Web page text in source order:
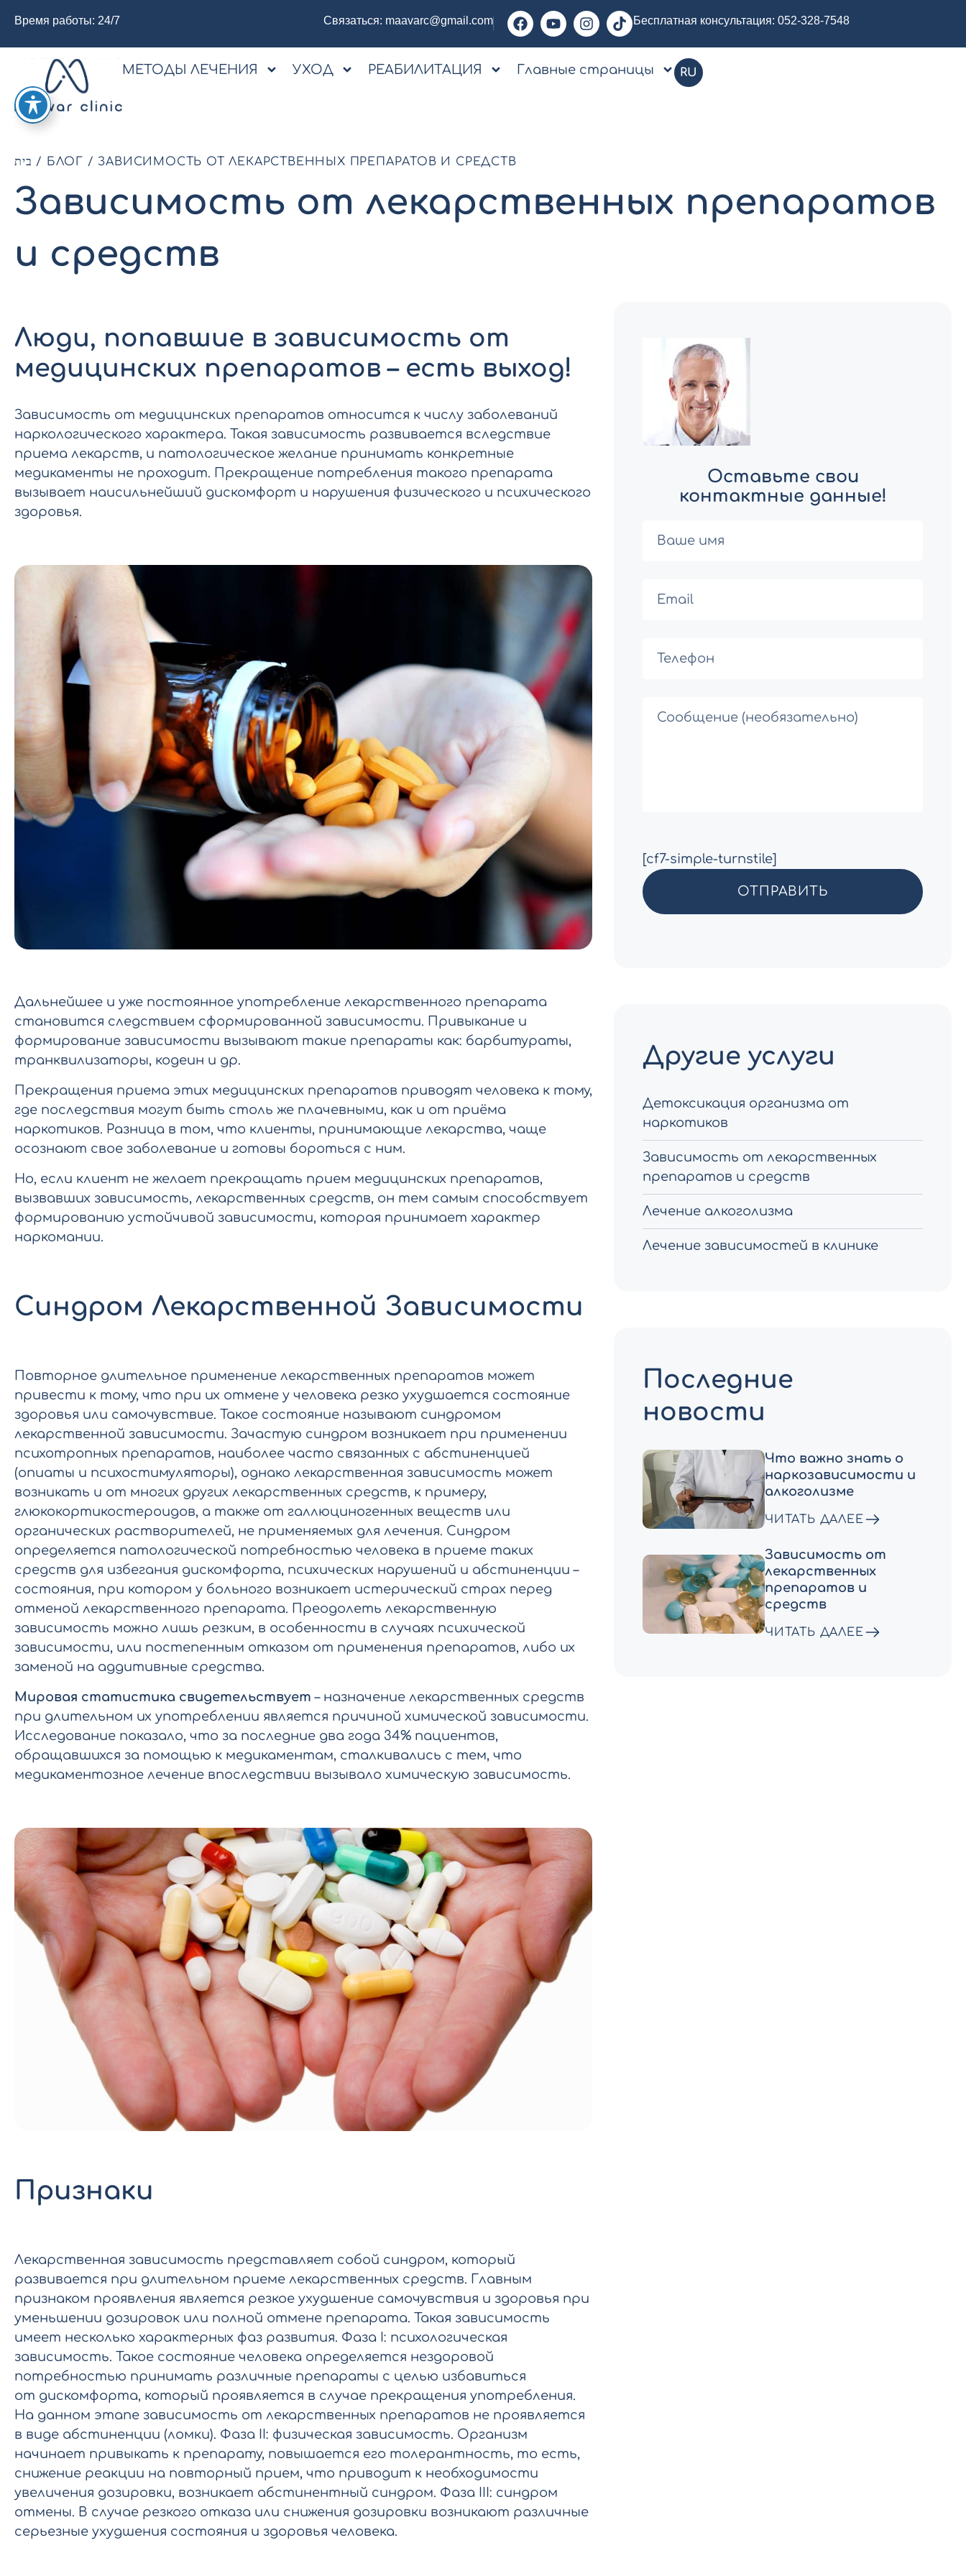
Время работы: 24/7 Связаться: maavarc@gmail.com Бесплатная консультация: 052-328-7548
МЕТОДЫ ЛЕЧЕНИЯ УХОД РЕАБИЛИТАЦИЯ Главные страницы RU
בית / БЛОГ / ЗАВИСИМОСТЬ ОТ ЛЕКАРСТВЕННЫХ ПРЕПАРАТОВ И СРЕДСТВ
Зависимость от лекарственных препаратов
и средств
Люди, попавшие в зависимость от
медицинских препаратов – есть выход!
Зависимость от медицинских препаратов относится к числу заболеваний
наркологического характера. Такая зависимость развивается вследствие
приема лекарств, и патологическое желание принимать конкретные
медикаменты не проходит. Прекращение потребления такого препарата
вызывает наисильнейший дискомфорт и нарушения физического и психического
здоровья.
Дальнейшее и уже постоянное употребление лекарственного препарата
становится следствием сформированной зависимости. Привыкание и
формирование зависимости вызывают такие препараты как: барбитураты,
транквилизаторы, кодеин и др.
Прекращения приема этих медицинских препаратов приводят человека к тому,
где последствия могут быть столь же плачевными, как и от приёма
наркотиков. Разница в том, что клиенты, принимающие лекарства, чаще
осознают свое заболевание и готовы бороться с ним.
Но, если клиент не желает прекращать прием медицинских препаратов,
вызвавших зависимость, лекарственных средств, он тем самым способствует
формированию устойчивой зависимости, которая принимает характер
наркомании.
Синдром Лекарственной Зависимости
Повторное длительное применение лекарственных препаратов может
привести к тому, что при их отмене у человека резко ухудшается состояние
здоровья или самочувствие. Такое состояние называют синдромом
лекарственной зависимости. Зачастую синдром возникает при применении
психотропных препаратов, наиболее часто связанных с абстиненцией
(опиаты и психостимуляторы), однако лекарственная зависимость может
возникать и от многих других лекарственных средств, к примеру,
глюкокортикостероидов, а также от галлюциногенных веществ или
органических растворителей, не применяемых для лечения. Синдром
определяется патологической потребностью человека в приеме таких
средств для избегания дискомфорта, психических нарушений и абстиненции –
состояния, при котором у больного возникает истерический страх перед
отменой лекарственного препарата. Преодолеть лекарственную
зависимость можно лишь резким, в особенности в случаях психической
зависимости, или постепенным отказом от применения препаратов, либо их
заменой на аддитивные средства.
Мировая статистика свидетельствует – назначение лекарственных средств
при длительном их употреблении является причиной химической зависимости.
Исследование показало, что за последние два года 34% пациентов,
обращавшихся за помощью к медикаментам, сталкивались с тем, что
медикаментозное лечение впоследствии вызывало химическую зависимость.
Признаки
Лекарственная зависимость представляет собой синдром, который
развивается при длительном приеме лекарственных средств. Главным
признаком проявления является резкое ухудшение самочувствия и здоровья при
уменьшении дозировок или полной отмене препарата. Такая зависимость
имеет несколько характерных фаз развития. Фаза I: психологическая
зависимость. Такое состояние человека определяется нездоровой
потребностью принимать различные препараты с целью избавиться
от дискомфорта, который проявляется в случае прекращения употребления.
На данном этапе зависимость от лекарственных препаратов не проявляется
в виде абстиненции (ломки). Фаза II: физическая зависимость. Организм
начинает привыкать к препарату, повышается его толерантность, то есть,
снижение реакции на повторный прием, что приводит к необходимости
увеличения дозировки, возникает абстинентный синдром. Фаза III: синдром
отмены. В случае резкого отказа или снижения дозировки возникают различные
серьезные ухудшения состояния и здоровья человека.
Оставьте свои
контактные данные!
[cf7-simple-turnstile]
Другие услуги
Детоксикация организма от
наркотиков
Зависимость от лекарственных
препаратов и средств
Лечение алкоголизма
Лечение зависимостей в клинике
Последние
новости
Что важно знать о
наркозависимости и
алкоголизме
ЧИТАТЬ ДАЛЕЕ
Зависимость от
лекарственных
препаратов и
средств
ЧИТАТЬ ДАЛЕЕ